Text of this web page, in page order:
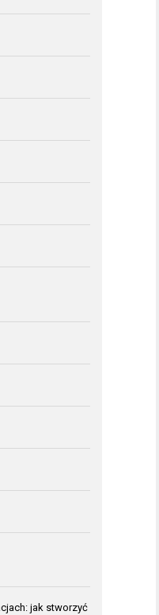
jak stworzyć